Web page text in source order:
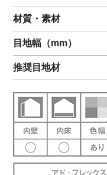
材質・素材
目地幅（mm）
推奨目地材